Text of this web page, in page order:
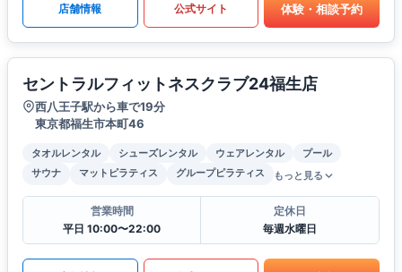
店舗情報 公式サイト 体験・相談予約
セントラルフィットネスクラブ24福生店
西八王子駅から車で19分
東京都福生市本町46
タオルレンタル シューズレンタル ウェアレンタル
プール
サウナ
マットピラティス グループピラティス もっと見る
営業時間
平日 10:00〜22:00
定休日
毎週水曜日